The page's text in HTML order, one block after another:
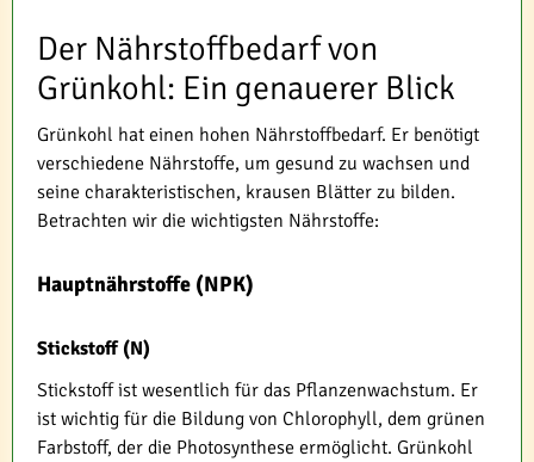
Der Nährstoffbedarf von
Grünkohl: Ein genauerer Blick
Grünkohl hat einen hohen Nährstoffbedarf. Er benötigt
verschiedene Nährstoffe, um gesund zu wachsen und
seine charakteristischen, krausen Blätter zu bilden.
Betrachten wir die wichtigsten Nährstoffe:
Hauptnährstoffe (NPK)
Stickstoff (N)
Stickstoff ist wesentlich für das Pflanzenwachstum. Er
ist wichtig für die Bildung von Chlorophyll, dem grünen
Farbstoff, der die Photosynthese ermöglicht. Grünkohl